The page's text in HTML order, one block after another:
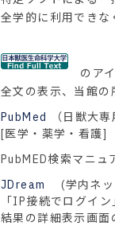
全学的に利用できな
のアイ
全文の表示、当館
PubMed
（日獣大
[医学・薬学・看護]
PubMED検索マニュ
JDream
(学内ネッ
「IP接続でログイ
結果の詳細表示画